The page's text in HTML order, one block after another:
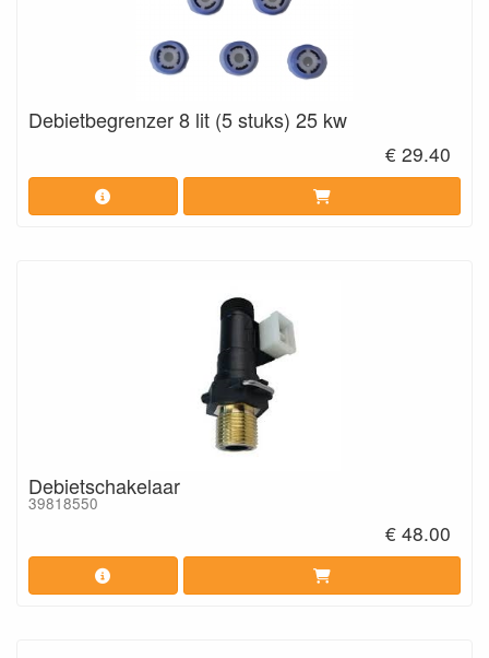
Debietbegrenzer 8 lit (5 stuks) 25 kw
€ 29.40
Debietschakelaar
39818550
€ 48.00